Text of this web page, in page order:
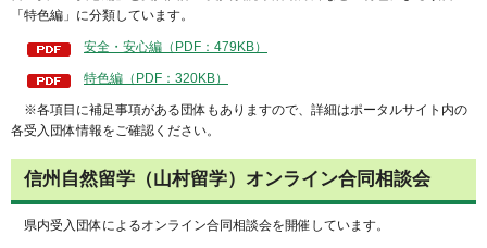
「特色編」に分類しています。
安全・安心編（PDF：479KB）
特色編（PDF：320KB）
※各項目に補足事項がある団体もありますので、詳細はポータルサイト内の
各受入団体情報をご確認ください。
信州自然留学（山村留学）オンライン合同相談会
県内受入団体によるオンライン合同相談会を開催しています。